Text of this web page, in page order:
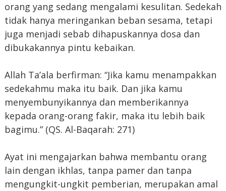
orang yang sedang mengalami kesulitan. Sedekah
tidak hanya meringankan beban sesama, tetapi
juga menjadi sebab dihapuskannya dosa dan
dibukakannya pintu kebaikan.
Allah Ta’ala berfirman: “Jika kamu menampakkan
sedekahmu maka itu baik. Dan jika kamu
menyembunyikannya dan memberikannya
kepada orang-orang fakir, maka itu lebih baik
bagimu.” (QS. Al-Baqarah: 271)
Ayat ini mengajarkan bahwa membantu orang
lain dengan ikhlas, tanpa pamer dan tanpa
mengungkit-ungkit pemberian, merupakan amal